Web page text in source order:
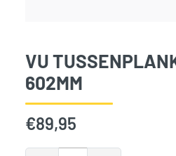
VU
602MM
€89,95